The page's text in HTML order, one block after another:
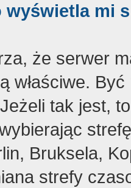
wyświetla mi
że serwer
właściwe.
tak jest,
Bruksela,
strefy